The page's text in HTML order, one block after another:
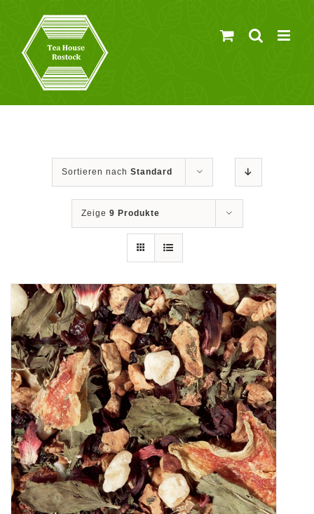
springen
Sortieren nach Standard
Zeige 9 Produkte